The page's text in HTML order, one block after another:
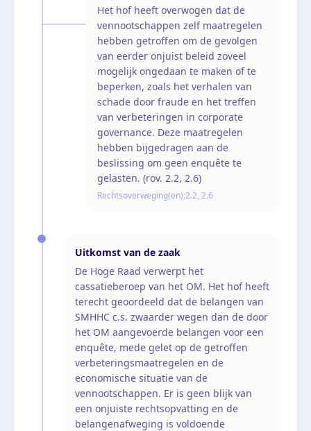
Het hof heeft overwogen dat de
vennootschappen zelf maatregelen
hebben getroffen om de gevolgen
van eerder onjuist beleid zoveel
mogelijk ongedaan te maken of te
beperken, zoals het verhalen van
schade door fraude en het treffen
van verbeteringen in corporate
governance. Deze maatregelen
hebben bijgedragen aan de
beslissing om geen enquête te
gelasten. (rov. 2.2, 2.6)
Rechtsoverweging(en):2.2, 2.6
Uitkomst van de zaak
De Hoge Raad verwerpt het
cassatieberoep van het OM. Het hof heeft
terecht geoordeeld dat de belangen van
SMHHC c.s. zwaarder wegen dan de door
het OM aangevoerde belangen voor een
enquête, mede gelet op de getroffen
verbeteringsmaatregelen en de
economische situatie van de
vennootschappen. Er is geen blijk van
een onjuiste rechtsopvatting en de
belangenafweging is voldoende